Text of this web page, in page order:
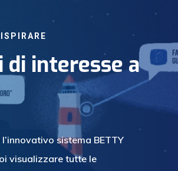
di interesse a
sistema BETTY
visualizzare tutte le